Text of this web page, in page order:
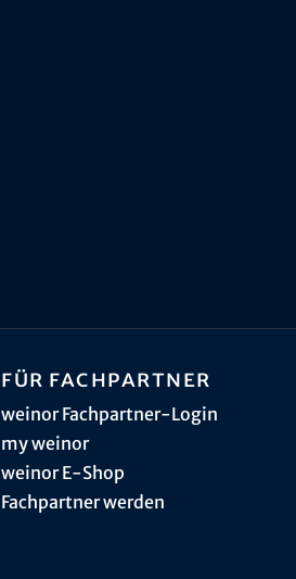
Für Fachpartner
weinor Fachpartner-Login
my weinor
weinor E-Shop
Fachpartner werden